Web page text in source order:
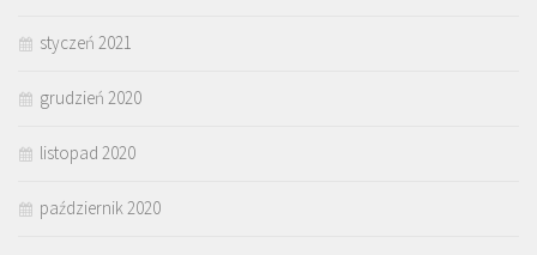
styczeń 2021
grudzień 2020
listopad 2020
październik 2020